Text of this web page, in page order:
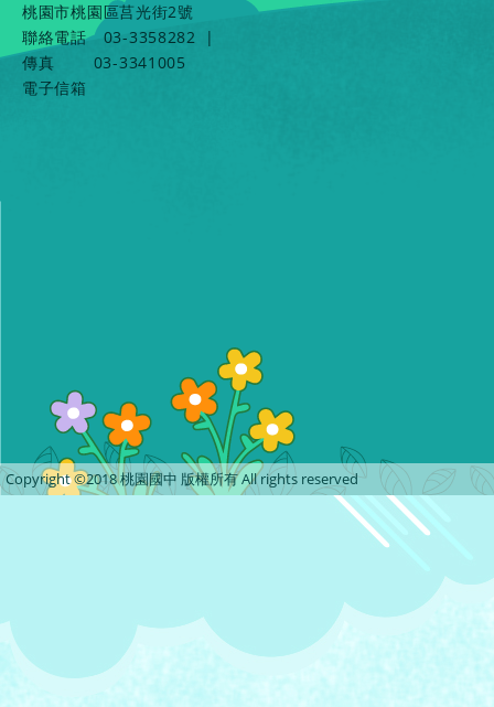
桃園市桃園區莒光街2號
聯絡電話
03-3358282
|
傳真
03-3341005
電子信箱
Copyright ©2018 桃園國中 版權所有 All rights reserved